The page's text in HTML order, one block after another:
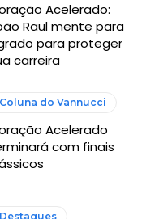
Acelerado:
Raul mente para
para proteger
carreira
Coluna do Vannucci
Acelerado
com finais
Destaques